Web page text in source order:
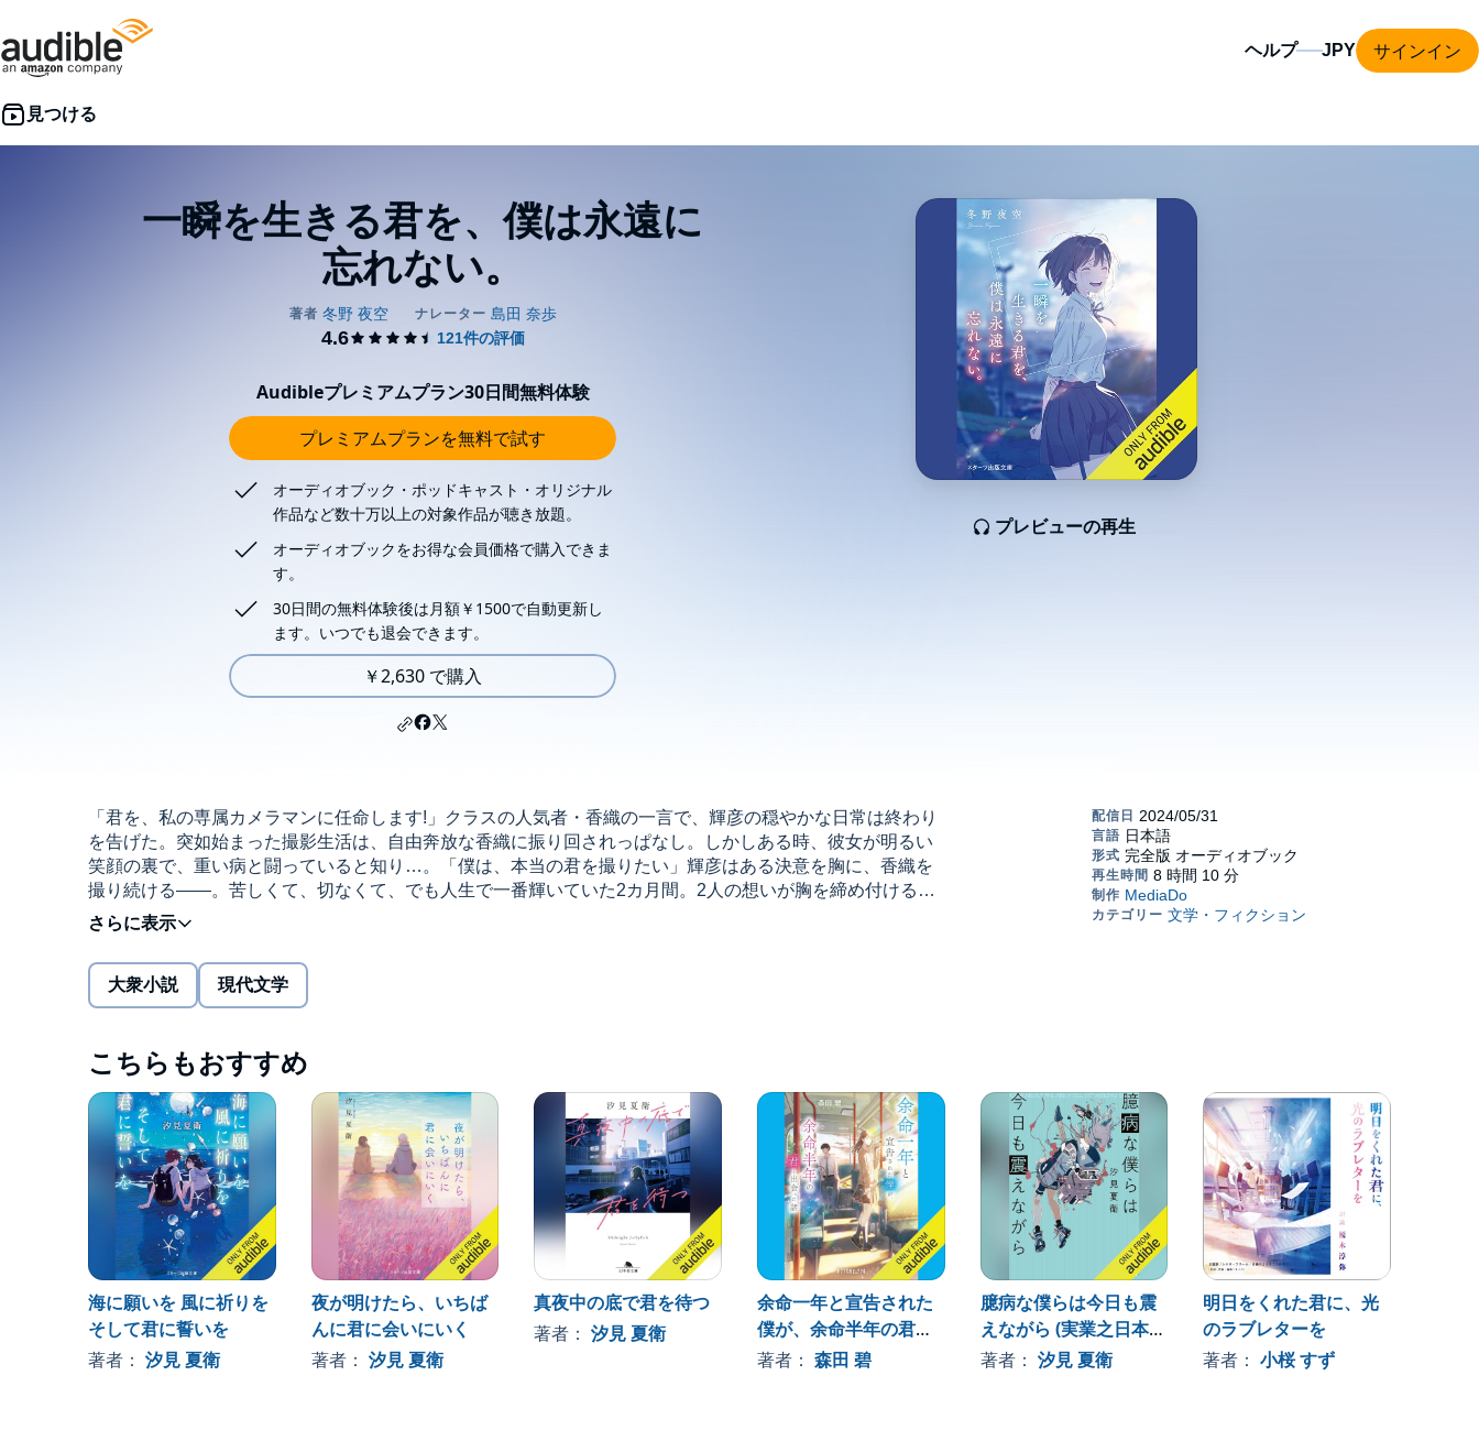
ヘルプ サインイン
一瞬を生きる君を、僕は永遠に
忘れない。
プレビューの再生
Audibleプレミアムプラン30日間無料体験
プレミアムプランを無料で試す
オーディオブック・ポッドキャスト・オリジナル
作品など数十万以上の対象作品が聴き放題。
オーディオブックをお得な会員価格で購入できま
す。
30日間の無料体験後は月額￥1500で自動更新し
ます。いつでも退会できます。
￥2,630 で購入
「君を、私の専属カメラマンに任命します!」クラスの人気者・香織の一言で、輝彦の穏やかな日常は終わり
を告げた。突如始まった撮影生活は、自由奔放な香織に振り回されっぱなし。しかしある時、彼女が明るい
笑顔の裏で、重い病と闘っていると知り…。「僕は、本当の君を撮りたい」輝彦はある決意を胸に、香織を
撮り続ける――。苦しくて、切なくて、でも人生で一番輝いていた2カ月間。2人の想いが胸を締め付ける、
究極の純愛ストーリー!©Yozora Fuyuno 2020 Published in Japan by STARTS PUBLISHING
CORPORATION (P)MEDIA DO Co.,Ltd.
大衆小説 現代文学
こちらもおすすめ
海に願いを 風に祈りを
そして君に誓いを
著者： 汐見 夏衛
夜が明けたら、いちば
んに君に会いにいく
著者： 汐見 夏衛
真夜中の底で君を待つ
著者：汐見 夏衛
余命一年と宣告された
僕が、余命半年の君と
出会った話
著者： 森田 碧
臆病な僕らは今日も震
えながら (実業之日本社
文庫)
著者： 汐見 夏衛
明日をくれた君に、光
のラブレターを
著者：小桜 すず